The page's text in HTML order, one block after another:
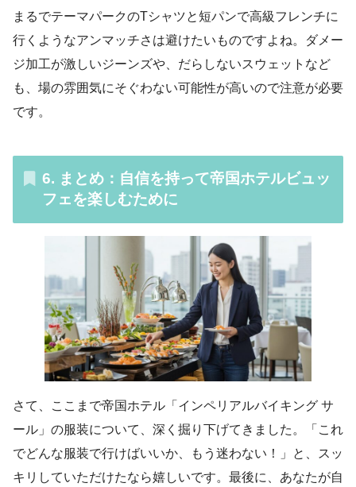
まるでテーマパークのTシャツと短パンで高級フレンチに
行くようなアンマッチさは避けたいものですよね。ダメー
ジ加工が激しいジーンズや、だらしないスウェットなど
も、場の雰囲気にそぐわない可能性が高いので注意が必要
です。
6. まとめ：自信を持って帝国ホテルビュッ
フェを楽しむために
さて、ここまで帝国ホテル「インペリアルバイキング サ
ール」の服装について、深く掘り下げてきました。「これ
でどんな服装で行けばいいか、もう迷わない！」と、スッ
キリしていただけたなら嬉しいです。最後に、あなたが自